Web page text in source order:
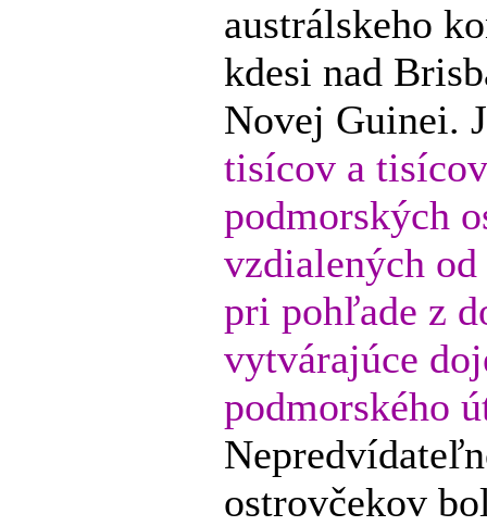
austrálskeho
kdesi nad
Novej Guinei.
tisícov a
podmorských
vzdialených
pri pohľade z
vytvárajúce
podmorského
ostrovčekov